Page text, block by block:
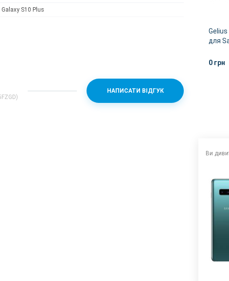
S10 Plus
НАПИСАТИ ВІДГУК
для
0 грн
Ви